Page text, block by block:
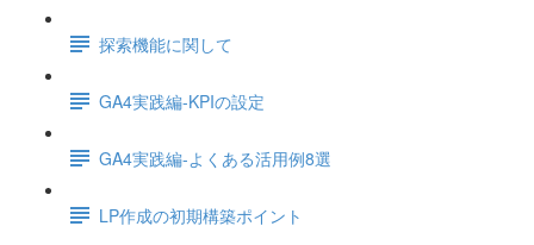
探索機能に関して
GA4実践編-KPIの設定
GA4実践編-よくある活用例8選
LP作成の初期構築ポイント